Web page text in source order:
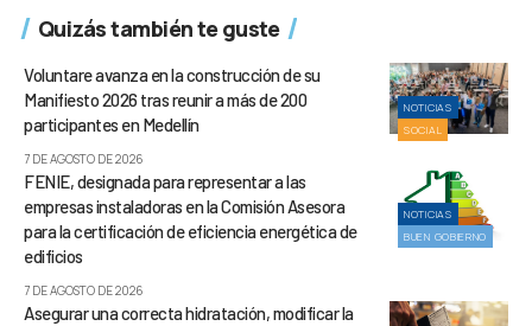
Quizás también te guste
NOTICIAS
SOCIAL
Voluntare avanza en la construcción de su
Manifiesto 2026 tras reunir a más de 200
participantes en Medellín
7 DE AGOSTO DE 2026
NOTICIAS
BUEN GOBIERNO
FENIE, designada para representar a las
empresas instaladoras en la Comisión Asesora
para la certificación de eficiencia energética de
edificios
7 DE AGOSTO DE 2026
Asegurar una correcta hidratación, modificar la